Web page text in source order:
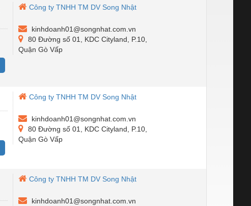
Công ty TNHH TM DV Song Nhật
kinhdoanh01@songnhat.com.vn
80 Đường số 01, KDC Cityland, P.10,
Quận Gò Vấp
Công ty TNHH TM DV Song Nhật
kinhdoanh01@songnhat.com.vn
80 Đường số 01, KDC Cityland, P.10,
Quận Gò Vấp
Công ty TNHH TM DV Song Nhật
kinhdoanh01@songnhat.com.vn